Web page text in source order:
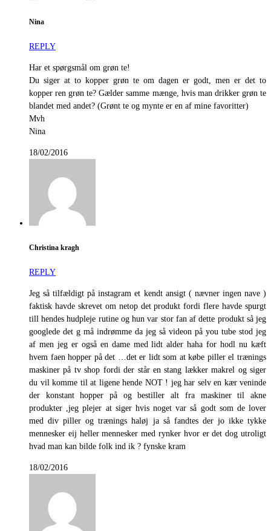
Nina
REPLY
Har et spørgsmål om grøn te!
Du siger at to kopper grøn te om dagen er godt, men er det to
kopper ren grøn te? Gælder samme mænge, hvis man drikker grøn te
blandet med andet? (Grønt te og mynte er en af mine favoritter)
Mvh
Nina
18/02/2016
Christina kragh
REPLY
Jeg så tilfældigt på instagram et kendt ansigt ( nævner ingen nave )
faktisk havde skrevet om netop det produkt fordi flere havde spurgt
till hendes hudpleje rutine og hun var stor fan af dette produkt så jeg
googlede det g må indrømme da jeg så videon på you tube stod jeg
af men jeg er også en dame med lidt alder haha for hodl nu kæft
hvem faen hopper på det …det er lidt som at købe piller el trænings
maskiner på tv shop fordi der står en stang lækker makrel og siger
du vil komme til at ligene hende NOT ! jeg har selv en kær veninde
der konstant hopper på og bestiller alt fra maskiner til akne
produkter ,jeg plejer at siger hvis noget var så godt som de lover
med div piller og trænings haløj ja så fandtes der jo ikke tykke
mennesker eij heller mennesker med rynker hvor er det dog utroligt
hvad man kan bilde folk ind ik ? fynske kram
18/02/2016